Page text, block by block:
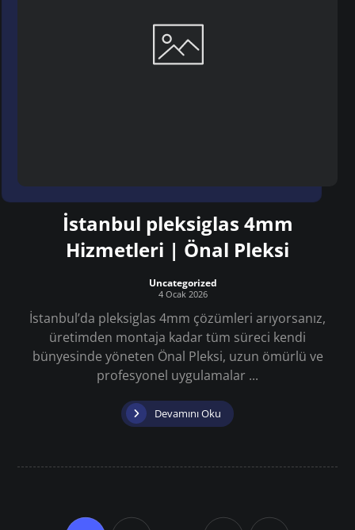
İstanbul pleksiglas 4mm
Hizmetleri | Önal Pleksi
Uncategorized
4 Ocak 2026
İstanbul’da pleksiglas 4mm çözümleri arıyorsanız,
üretimden montaja kadar tüm süreci kendi
bünyesinde yöneten Önal Pleksi, uzun ömürlü ve
profesyonel uygulamalar ...
Devamını Oku